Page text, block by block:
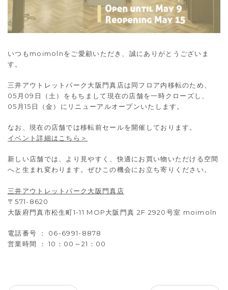
いつもmoimolnをご愛顧いただき、誠にありがとうございま
す。
三井アウトレットパーク大阪門真店は同フロア内移転のため、
05月09日（土）をもちまして現在の店舗を一時クローズし、
05月15日（金）にリニューアルオープンいたします。
なお、現在の店舗では移転前セールを開催しております。
イベント詳細はこちら＞
新しい店舗では、より見やすく、快適にお買い物いただける空間
へと生まれ変わります。ぜひこの機会にお立ち寄りください。
三井アウトレットパーク大阪門真店
〒571-8620
大阪府門真市松生町1-11 MOP大阪門真 2F 2920号室 moimoln
電話番号 ： 06-6991-8878
営業時間 ： 10：00～21：00